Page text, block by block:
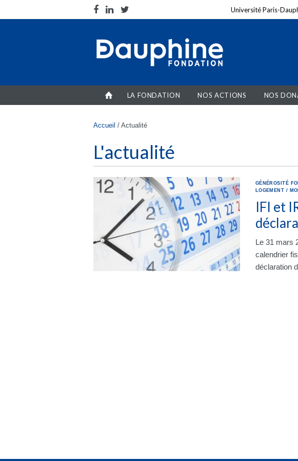
Université Paris-
LA FONDATION NOS ACTIONS NOS
Vous êtes ici
Accueil / Actualité
L'actualité
GÉNÉROSITÉ
LOGEMENT /
IFI et
Le 31 mars
calendrier
déclaration